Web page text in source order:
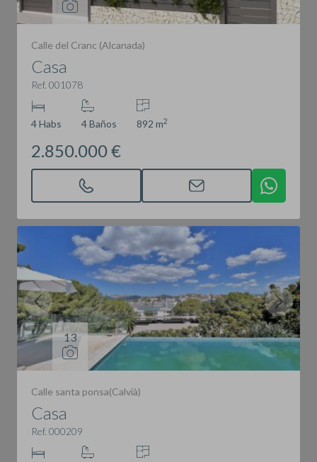
Calle del Cranc (Alcanada)
Casa
Ref. 001078
4 Habs 4 Baños 892 m2
2.850.000 €
13
Calle santa ponsa(Calvià)
Casa
Ref. 000209